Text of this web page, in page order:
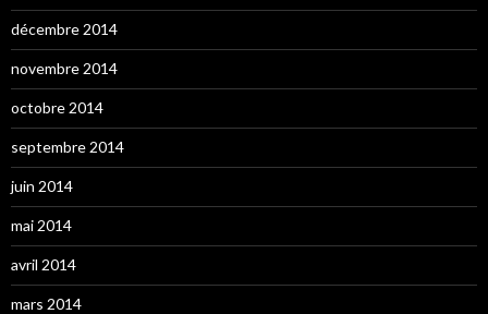
décembre 2014
novembre 2014
octobre 2014
septembre 2014
juin 2014
mai 2014
avril 2014
mars 2014